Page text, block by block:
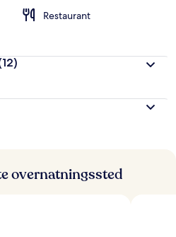
Restaurant
overnatningssted